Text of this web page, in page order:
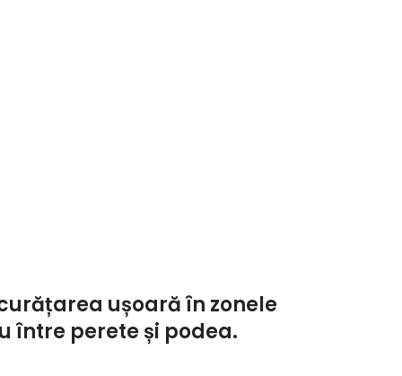
ușoară în zonele
între perete și podea.